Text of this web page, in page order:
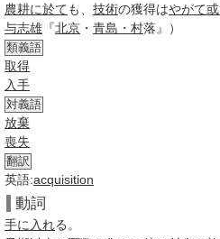
農耕に於ても、 技術の獲得はやがて
与志雄 『北京 ・ 青島・村落』）
類義語
取得
入手
対義語
放棄
喪失
翻訳
英語:acquisition
動詞
手に入れる。